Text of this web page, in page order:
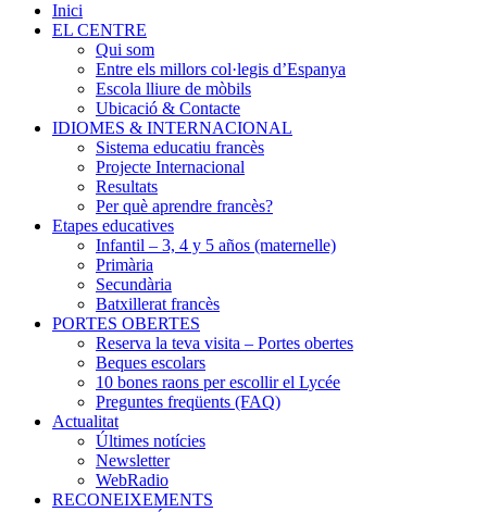
Inici
EL CENTRE
Qui som
Entre els millors col·legis d’Espanya
Escola lliure de mòbils
Ubicació & Contacte
IDIOMES & INTERNACIONAL
Sistema educatiu francès
Projecte Internacional
Resultats
Per què aprendre francès?
Etapes educatives
Infantil – 3, 4 y 5 años (maternelle)
Primària
Secundària
Batxillerat francès
PORTES OBERTES
Reserva la teva visita – Portes obertes
Beques escolars
10 bones raons per escollir el Lycée
Preguntes freqüents (FAQ)
Actualitat
Últimes notícies
Newsletter
WebRadio
RECONEIXEMENTS